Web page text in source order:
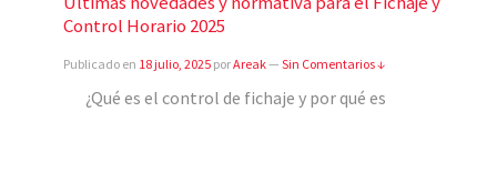
Control Horario 2025
Publicado en 18 julio, 2025porAreak— Sin Comentarios ↓
¿Qué es el control de fichaje y por qué es